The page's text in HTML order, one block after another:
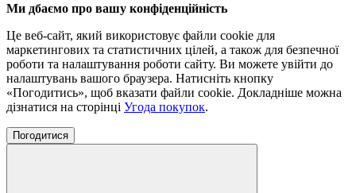
Ми дбаємо про вашу конфіденційність
Це веб-сайт, який використовує файли cookie для
маркетингових та статистичних цілей, а також для безпечної
роботи та налаштування роботи сайту. Ви можете увійти до
налаштувань вашого браузера. Натисніть кнопку
«Погодитись», щоб вказати файли cookie. Докладніше можна
дізнатися на сторінці Угода покупок.
Погодитися